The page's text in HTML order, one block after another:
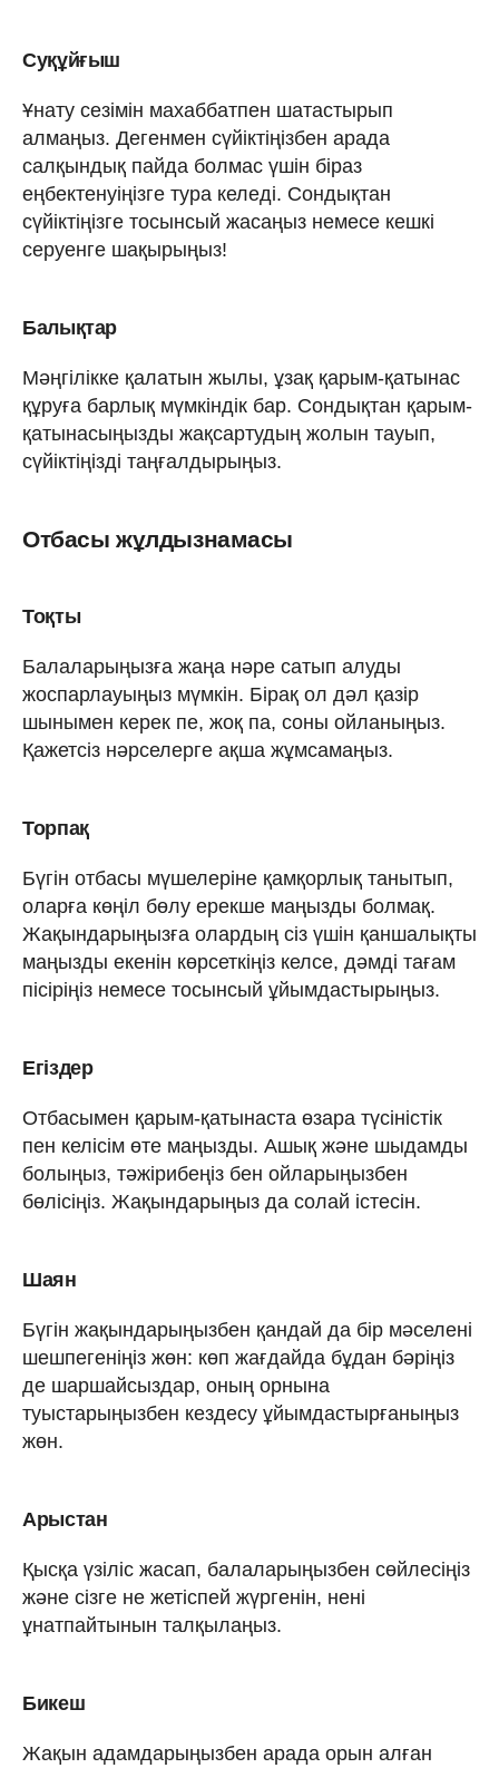
Суқұйғыш
Ұнату сезімін махаббатпен шатастырып
алмаңыз. Дегенмен сүйіктіңізбен арада
салқындық пайда болмас үшін біраз
еңбектенуіңізге тура келеді. Сондықтан
сүйіктіңізге тосынсый жасаңыз немесе кешкі
серуенге шақырыңыз!
Балықтар
Мәңгілікке қалатын жылы, ұзақ қарым-қатынас
құруға барлық мүмкіндік бар. Сондықтан қарым-
қатынасыңызды жақсартудың жолын тауып,
сүйіктіңізді таңғалдырыңыз.
Отбасы жұлдызнамасы
Тоқты
Балаларыңызға жаңа нәре сатып алуды
жоспарлауыңыз мүмкін. Бірақ ол дәл қазір
шынымен керек пе, жоқ па, соны ойланыңыз.
Қажетсіз нәрселерге ақша жұмсамаңыз.
Торпақ
Бүгін отбасы мүшелеріне қамқорлық танытып,
оларға көңіл бөлу ерекше маңызды болмақ.
Жақындарыңызға олардың сіз үшін қаншалықты
маңызды екенін көрсеткіңіз келсе, дәмді тағам
пісіріңіз немесе тосынсый ұйымдастырыңыз.
Егіздер
Отбасымен қарым-қатынаста өзара түсіністік
пен келісім өте маңызды. Ашық және шыдамды
болыңыз, тәжірибеңіз бен ойларыңызбен
бөлісіңіз. Жақындарыңыз да солай істесін.
Шаян
Бүгін жақындарыңызбен қандай да бір мәселені
шешпегеніңіз жөн: көп жағдайда бұдан бәріңіз
де шаршайсыздар, оның орнына
туыстарыңызбен кездесу ұйымдастырғаныңыз
жөн.
Арыстан
Қысқа үзіліс жасап, балаларыңызбен сөйлесіңіз
және сізге не жетіспей жүргенін, нені
ұнатпайтынын талқылаңыз.
Бикеш
Жақын адамдарыңызбен арада орын алған